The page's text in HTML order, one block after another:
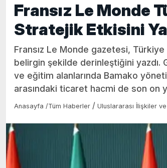
Fransız Le Monde
Stratejik Etkisini
Fransız Le Monde gazetesi,
belirgin şekilde derinleştiğini yazdı.
ve eğitim alanlarında Bamako
arasındaki ticaret hacmi de son on
Anasayfa /Tüm Haberler / Uluslararası İlişkiler ve